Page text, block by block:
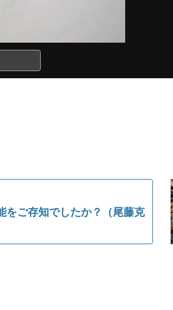
をご存知でしたか？（尾藤克